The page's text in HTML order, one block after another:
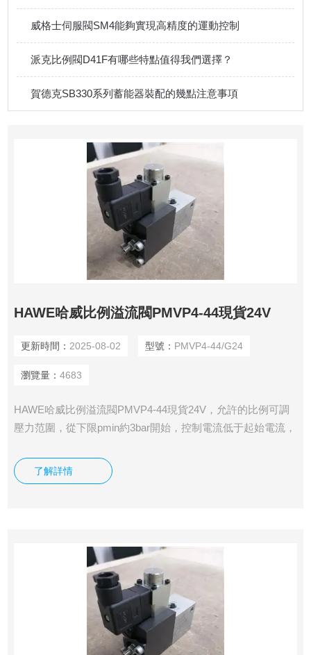
威格士伺服閥SM4能夠實現高精度的運動控制
派克比例閥D41F有哪些特點值得我們選擇？
賀德克SB330系列蓄能器裝配的幾點注意事項
HAWE哈威比例溢流閥PMVP4-44現貨24V
更新時間： 2025-08-02 型號： PMVP4-44/G24
瀏覽量： 4683
HAWE哈威比例溢流閥PMVP4-44現貨24V，允許的比例可調
壓力范圍，從下限pmin約3bar開始，控制電流低于起始電流，
時會有所變化。為了PMV（P）型閥比例減壓閥的*功能，是
需要3bar或更高一點的低壓力
了解詳情